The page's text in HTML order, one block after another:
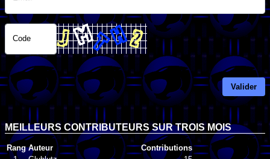
Code
Valider
MEILLEURS CONTRIBUTEURS SUR TROIS MOIS
Rang Auteur
Contributions